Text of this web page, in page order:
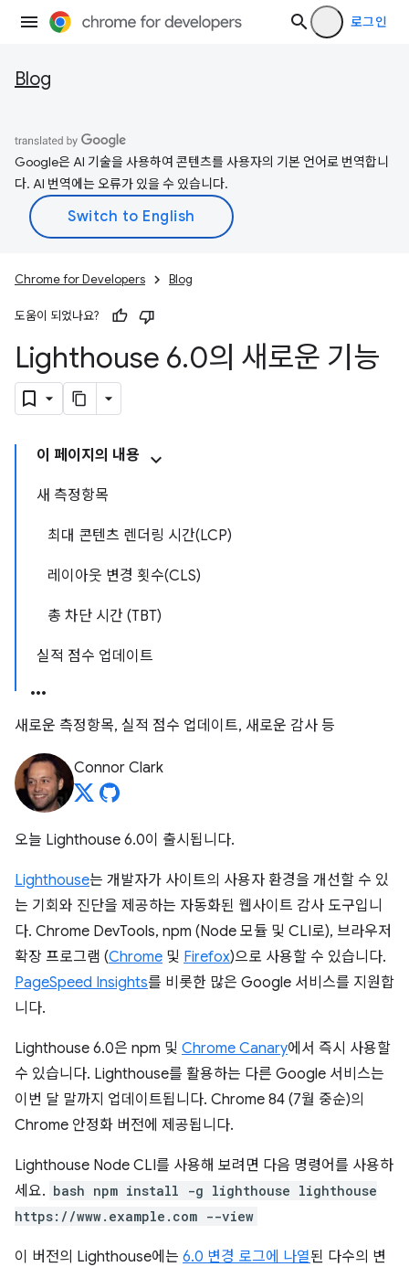
로그인
Blog
Google은 AI 기술을 사용하여 콘텐츠를 사용자의 기본 언어로 번역합니
다. AI 번역에는 오류가 있을 수 있습니다.
Chrome for Developers Blog
도움이 되었나요?
Lighthouse 6.0의 새로운 기능
이 페이지의 내용
새 측정항목
최대 콘텐츠 렌더링 시간(LCP)
레이아웃 변경 횟수(CLS)
총 차단 시간 (TBT)
실적 점수 업데이트
새로운 측정항목, 실적 점수 업데이트, 새로운 감사 등
Connor Clark
오늘 Lighthouse 6.0이 출시됩니다.
Lighthouse는 개발자가 사이트의 사용자 환경을 개선할 수 있
는 기회와 진단을 제공하는 자동화된 웹사이트 감사 도구입니
다. Chrome DevTools, npm (Node 모듈 및 CLI로), 브라우저
확장 프로그램 (Chrome 및 Firefox)으로 사용할 수 있습니다.
PageSpeed Insights를 비롯한 많은 Google 서비스를 지원합
니다.
Lighthouse 6.0은 npm 및 Chrome Canary에서 즉시 사용할
수 있습니다. Lighthouse를 활용하는 다른 Google 서비스는
이번 달 말까지 업데이트됩니다. Chrome 84 (7월 중순)의
Chrome 안정화 버전에 제공됩니다.
Lighthouse Node CLI를 사용해 보려면 다음 명령어를 사용하
세요. bash npm install -g lighthouse lighthouse
https://www.example.com --view
이 버전의 Lighthouse에는 6.0 변경 로그에 나열된 다수의 변